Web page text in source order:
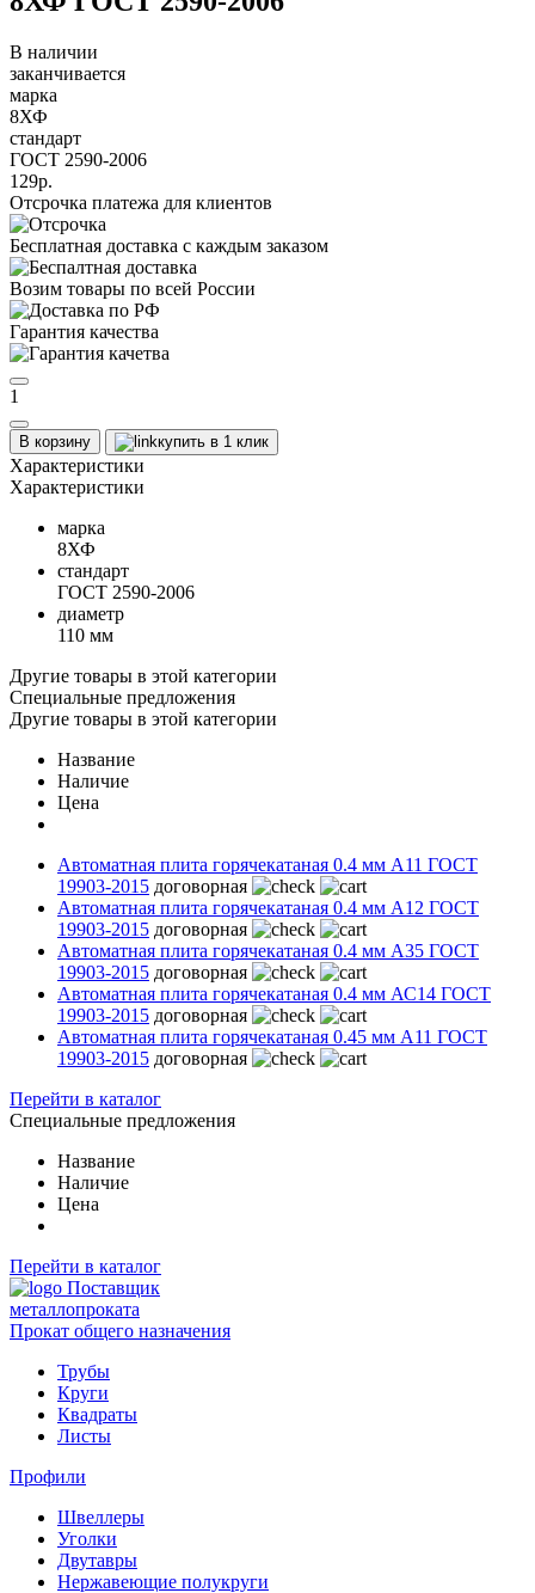
В наличии
заканчивается
марка
8ХФ
стандарт
ГОСТ 2590-2006
129р.
Отсрочка платежа для клиентов
Бесплатная доставка с каждым заказом
Возим товары по всей России
Гарантия качества
1
В корзину купить в 1 клик
Характеристики
Характеристики
марка
8ХФ
стандарт
ГОСТ 2590-2006
диаметр
110 мм
Другие товары в этой категории
Специальные предложения
Другие товары в этой категории
Название
Наличие
Цена
Автоматная плита горячекатаная 0.4 мм А11 ГОСТ
19903-2015 договорная
Автоматная плита горячекатаная 0.4 мм А12 ГОСТ
19903-2015 договорная
Автоматная плита горячекатаная 0.4 мм А35 ГОСТ
19903-2015 договорная
Автоматная плита горячекатаная 0.4 мм АС14 ГОСТ
19903-2015 договорная
Автоматная плита горячекатаная 0.45 мм А11 ГОСТ
19903-2015 договорная
Перейти в каталог
Специальные предложения
Название
Наличие
Цена
Перейти в каталог
Поставщик
металлопроката
Прокат общего назначения
Трубы
Круги
Квадраты
Листы
Профили
Швеллеры
Уголки
Двутавры
Нержавеющие полукруги